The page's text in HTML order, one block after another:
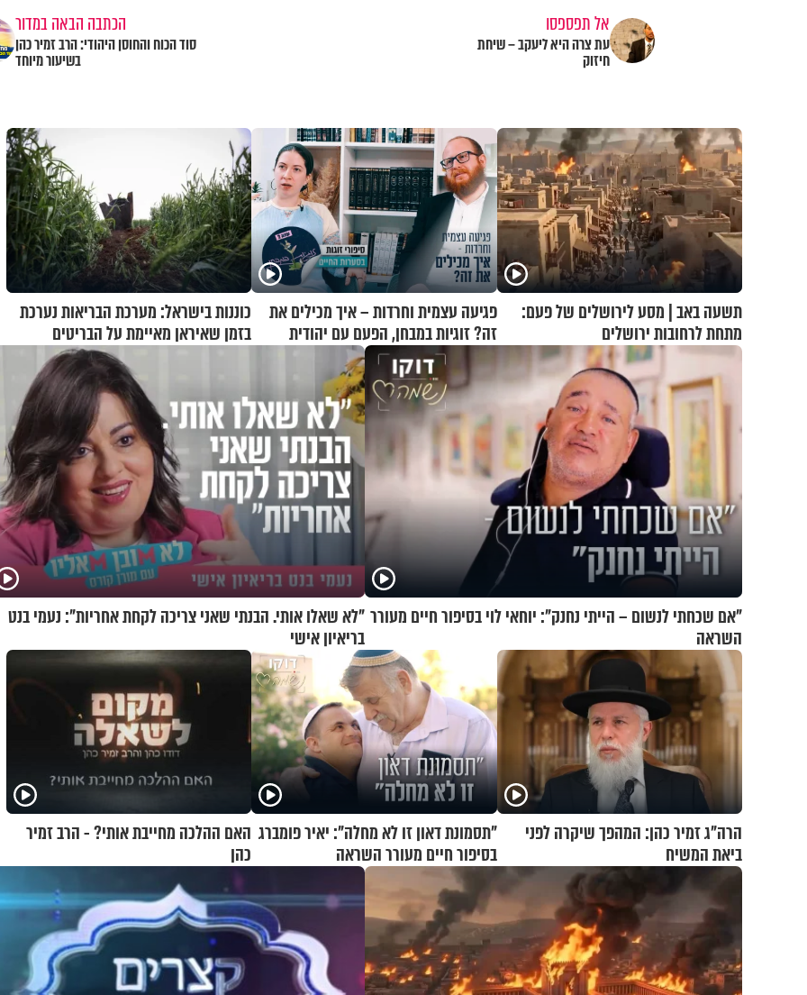
אל תפספסו
עת צרה היא ליעקב – שיחת
חיזוק
הכתבה הבאה במדור
סוד הכוח והחוסן היהודי: הרב זמיר כהן
בשיעור מיוחד
תשעה באב | מסע לירושלים של פעם:
מתחת לרחובות ירושלים
פגיעה עצמית וחרדות – איך מכילים את
זה? זוגיות במבחן, הפעם עם יהודית
ואלתר כהן
כוננות בישראל: מערכת הבריאות נערכת
בזמן שאיראן מאיימת על הבריטים
"אם שכחתי לנשום – הייתי נחנק": יוחאי לוי בסיפור חיים מעורר
השראה
"לא שאלו אותי. הבנתי שאני צריכה לקחת אחריות": נעמי בנט
בריאיון אישי
הרה"ג זמיר כהן: המהפך שיקרה לפני
ביאת המשיח
"תסמונת דאון זו לא מחלה": יאיר פומברג
בסיפור חיים מעורר השראה
האם ההלכה מחייבת אותי? - הרב זמיר
כהן